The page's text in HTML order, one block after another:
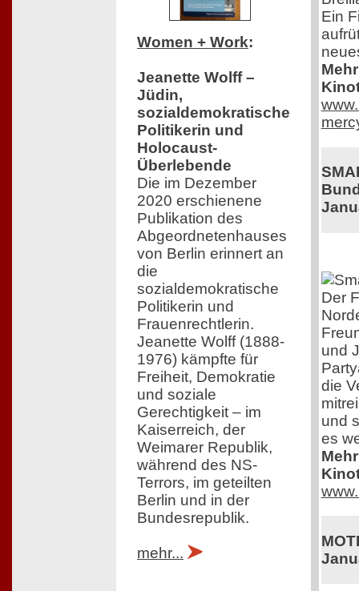
Women + Work:
Jeanette Wolff –
Jüdin,
sozialdemokratische
Politikerin und
Holocaust-
Überlebende
Die im Dezember
2020 erschienene
Publikation des
Abgeordnetenhauses
von Berlin erinnert an
die
sozialdemokratische
Politikerin und
Frauenrechtlerin.
Jeanette Wolff (1888-
1976) kämpfte für
Freiheit, Demokratie
und soziale
Gerechtigkeit – im
Kaiserreich, der
Weimarer Republik,
während des NS-
Terrors, im geteilten
Berlin und in der
Bundesrepublik.
mehr...
Ein
Der
und
die
und
es